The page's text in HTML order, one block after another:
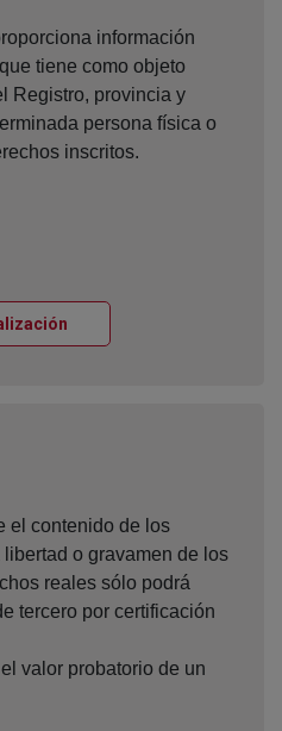
información
tiene como objeto
Registro, provincia y
persona física o
inscritos.
el contenido de los
o gravamen de los
reales sólo podrá
tercero por certificación
valor probatorio de un